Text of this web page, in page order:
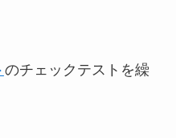
のチェックテストを繰